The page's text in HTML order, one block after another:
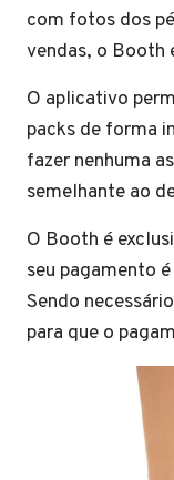
com fotos dos
vendas, o Booth
O aplicativo
packs de forma
fazer nenhuma
semelhante ao
O Booth é
seu pagamento
Sendo
para que o